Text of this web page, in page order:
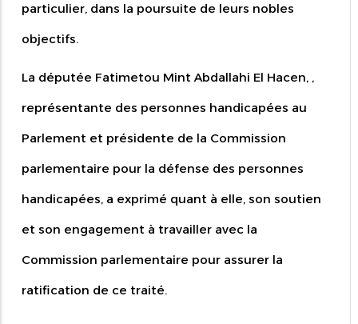
particulier, dans la poursuite de leurs nobles
objectifs.
La députée Fatimetou Mint Abdallahi El Hacen, ,
représentante des personnes handicapées au
Parlement et présidente de la Commission
parlementaire pour la défense des personnes
handicapées, a exprimé quant à elle, son soutien
et son engagement à travailler avec la
Commission parlementaire pour assurer la
ratification de ce traité.